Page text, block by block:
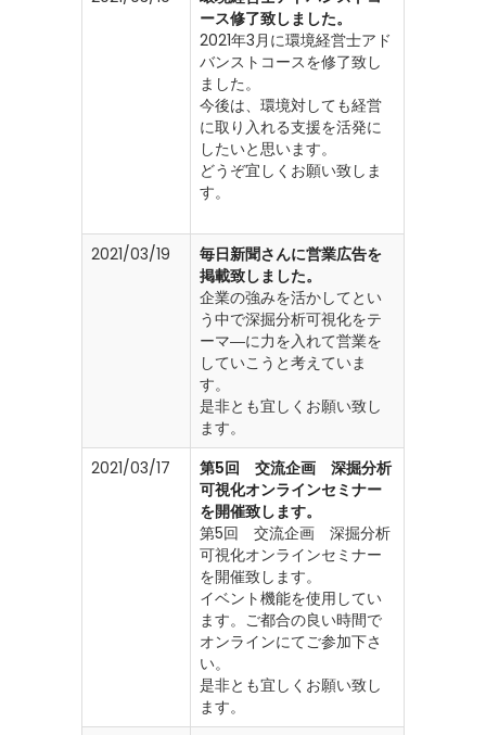
ース修了致しました。
2021年3月に環境経営士アド
バンストコースを修了致し
ました。
今後は、環境対しても経営
に取り入れる支援を活発に
したいと思います。
どうぞ宜しくお願い致しま
す。
2021/03/19
毎日新聞さんに営業広告を
掲載致しました。
企業の強みを活かしてとい
う中で深掘分析可視化をテ
ーマ―に力を入れて営業を
していこうと考えていま
す。
是非とも宜しくお願い致し
ます。
2021/03/17
第5回 交流企画 深掘分析
可視化オンラインセミナー
を開催致します。
第5回 交流企画 深掘分析
可視化オンラインセミナー
を開催致します。
イベント機能を使用してい
ます。ご都合の良い時間で
オンラインにてご参加下さ
い。
是非とも宜しくお願い致し
ます。